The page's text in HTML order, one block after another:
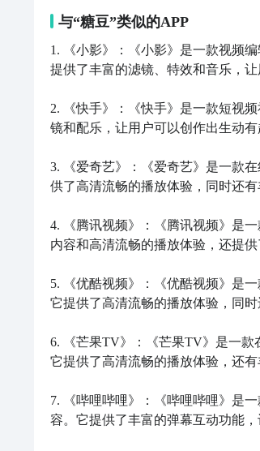
与“糖豆”类似的APP
1. 《小影》：《小影》是一款视频
提供了丰富的滤镜、特效和音乐，
2. 《快手》：《快手》是一款短视
镜和配乐，让用户可以创作出生动
3. 《爱奇艺》：《爱奇艺》是一款
供了高清流畅的播放体验，同时还
4. 《腾讯视频》：《腾讯视频》是
内容和高清流畅的播放体验，还提
5. 《优酷视频》：《优酷视频》是
它提供了高清流畅的播放体验，同
6. 《芒果TV》：《芒果TV》是一款
它提供了高清流畅的播放体验，还
7. 《哔哩哔哩》：《哔哩哔哩》是
容。它提供了丰富的弹幕互动功能